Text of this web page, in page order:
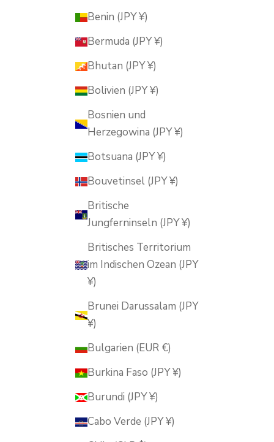
Benin (JPY ¥)
Bermuda (JPY ¥)
Bhutan (JPY ¥)
Bolivien (JPY ¥)
Bosnien und
Herzegowina (JPY ¥)
Botsuana (JPY ¥)
Bouvetinsel (JPY ¥)
Britische
Jungferninseln (JPY ¥)
Britisches Territorium
im Indischen Ozean (JPY
¥)
Brunei Darussalam (JPY
¥)
Bulgarien (EUR €)
Burkina Faso (JPY ¥)
Burundi (JPY ¥)
Cabo Verde (JPY ¥)